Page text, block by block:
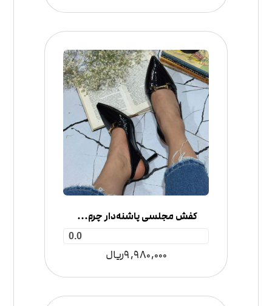
کفش مجلسی پاشنه‌دار چرم گوچی
0.0
9,980,000ریال